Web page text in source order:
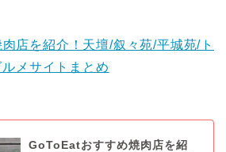
店を紹介！天壇/叙々苑/平城苑/ト
メサイトまとめ
GoToEatおすすめ焼肉店を紹